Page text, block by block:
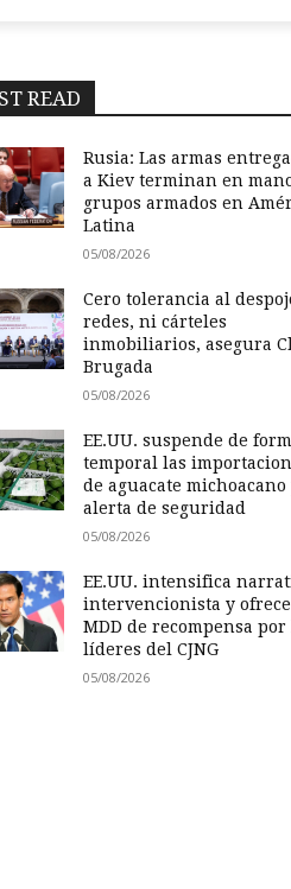
READ
Rusia: Las armas
a Kiev terminan en
grupos armados en
Latina
05/08/2026
Cero tolerancia al
redes, ni cárteles
inmobiliarios, asegura
Brugada
05/08/2026
EE.UU. suspende de
temporal las
de aguacate
alerta de seguridad
05/08/2026
EE.UU. intensifica
intervencionista y ofrece
MDD de recompensa por
líderes del CJNG
05/08/2026